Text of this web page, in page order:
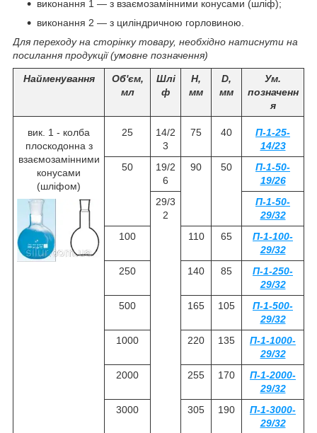
виконання 1 — з взаємозамінними конусами (шліф);
виконання 2 — з циліндричною горловиною.
Для переходу на сторінку товару, необхідно натиснути на
посилання продукції (умовне позначення)
Найменування
Об'єм,
мл
Шлі
ф
H,
мм
D,
мм
Ум.
позначенн
я
вик. 1 - колба
плоскодонна з
взаємозамінними
конусами
(шліфом)
25
14/2
3
75 40
П-1-25-
14/23
50
19/2
6
90 50
П-1-50-
19/26
29/3
2
П-1-50-
29/32
100
110 65
П-1-100-
29/32
250
140 85
П-1-250-
29/32
500
165 105
П-1-500-
29/32
1000
220 135
П-1-1000-
29/32
2000
255 170
П-1-2000-
29/32
3000
305 190
П-1-3000-
29/32